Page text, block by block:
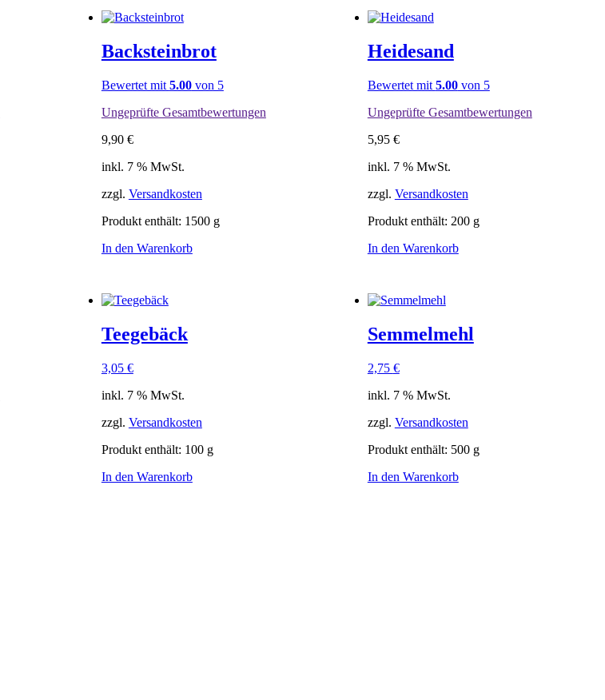
Backsteinbrot
Bewertet mit 5.00von 5
Ungeprüfte Gesamtbewertungen
9,90 €
inkl. 7 % MwSt.
zzgl. Versandkosten
Produkt enthält: 1500 g
In den Warenkorb
Heidesand
Bewertet mit 5.00von 5
Ungeprüfte Gesamtbewertungen
5,95 €
inkl. 7 % MwSt.
zzgl. Versandkosten
Produkt enthält: 200 g
In den Warenkorb
Teegebäck
3,05 €
inkl. 7 % MwSt.
zzgl. Versandkosten
Produkt enthält: 100 g
In den Warenkorb
Semmelmehl
2,75 €
inkl. 7 % MwSt.
zzgl. Versandkosten
Produkt enthält: 500 g
In den Warenkorb